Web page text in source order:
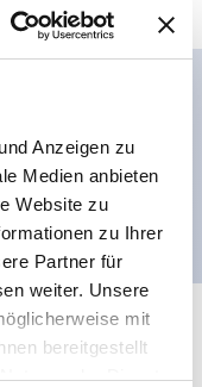
Anzeigen zu
Medien anbieten
Website zu
zu Ihrer
Partner für
weiter. Unsere
mit
bereitgestellt
der Dienste
Alle erweitern